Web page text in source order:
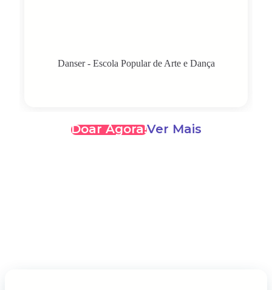
Danser - Escola Popular de Arte e Dança
Doar Agora!Ver Mais